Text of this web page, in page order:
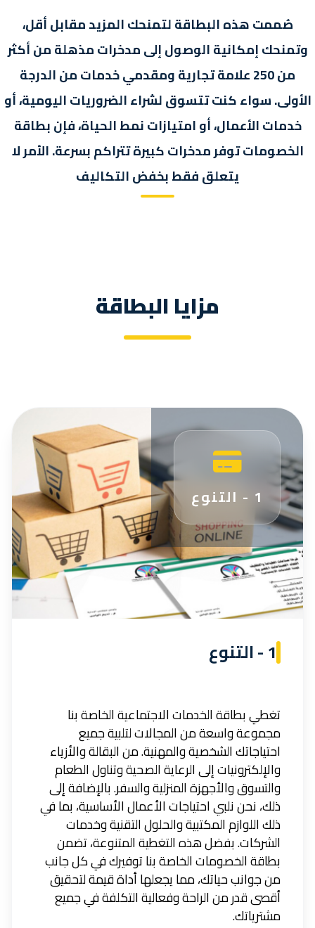
صُممت هذه البطاقة لتمنحك المزيد مقابل أقل،
وتمنحك إمكانية الوصول إلى مدخرات مذهلة من أكثر
من 250 علامة تجارية ومقدمي خدمات من الدرجة
الأولى. سواء كنت تتسوق لشراء الضروريات اليومية، أو
خدمات الأعمال، أو امتيازات نمط الحياة، فإن بطاقة
الخصومات توفر مدخرات كبيرة تتراكم بسرعة. الأمر لا
يتعلق فقط بخفض التكاليف
مزايا البطاقة
1 - التنوع
1 - التنوع
تغطي بطاقة الخدمات الاجتماعية الخاصة بنا
مجموعة واسعة من المجالات لتلبية جميع
احتياجاتك الشخصية والمهنية. من البقالة والأزياء
والإلكترونيات إلى الرعاية الصحية وتناول الطعام
والتسوق والأجهزة المنزلية والسفر. بالإضافة إلى
ذلك، نحن نلبي احتياجات الأعمال الأساسية، بما في
ذلك اللوازم المكتبية والحلول التقنية وخدمات
الشركات. بفضل هذه التغطية المتنوعة، تضمن
بطاقة الخصومات الخاصة بنا توفيرك في كل جانب
من جوانب حياتك، مما يجعلها أداة قيمة لتحقيق
أقصى قدر من الراحة وفعالية التكلفة في جميع
مشترياتك.